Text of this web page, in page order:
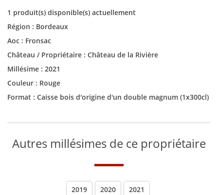
1 produit(s) disponible(s) actuellement
Région : Bordeaux
Aoc : Fronsac
Château / Propriétaire : Château de la Rivière
Millésime : 2021
Couleur : Rouge
Format : Caisse bois d'origine d'un double magnum (1x300cl)
Autres millésimes de ce propriétaire
2019 2020 2021